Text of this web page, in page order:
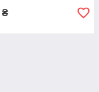
₴